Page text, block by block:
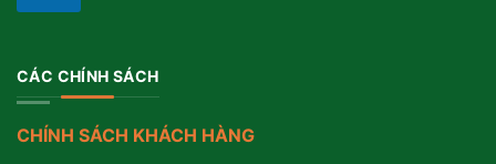
CÁC CHÍNH SÁCH
CHÍNH SÁCH KHÁCH HÀNG